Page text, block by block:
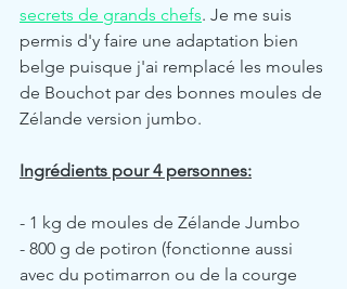
secrets de grands chefs. Je me suis
permis d'y faire une adaptation bien
belge puisque j'ai remplacé les moules
de Bouchot par des bonnes moules de
Zélande version jumbo.
Ingrédients pour 4 personnes:
- 1 kg de moules de Zélande Jumbo
- 800 g de potiron (fonctionne aussi
avec du potimarron ou de la courge